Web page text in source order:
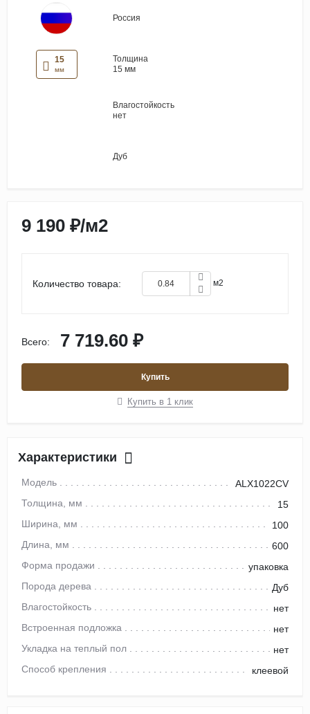
Россия
15
мм
Толщина
15 мм
Влагостойкость
нет
Дуб
9 190 ₽/м2
Количество товара: м2
Всего: 7 719.60 ₽
Купить
Купить в 1 клик
Характеристики
Модель
ALX1022CV
Толщина, мм
15
Ширина, мм
100
Длина, мм
600
Форма продажи
упаковка
Порода дерева
Дуб
Влагостойкость
нет
Встроенная подложка
нет
Укладка на теплый пол
нет
Способ крепления
клеевой